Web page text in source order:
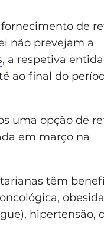
de
não prevejam a
, a respetiva
ao final do
uma opção de
em março na
têm
hipertensão,